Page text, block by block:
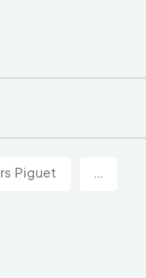
Piguet ...